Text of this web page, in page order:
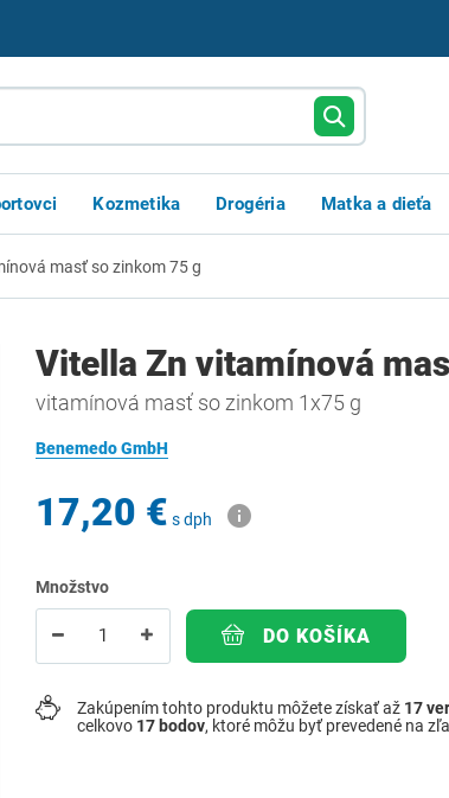
Kozmetika Drogéria Matka a dieťa
masť so zinkom 75 g
Vitella Zn vitamínová
vitamínová masť so zinkom 1x75 g
Benemedo GmbH
17,20 € s dph
Množstvo
DO KOŠÍKA
Zakúpením tohto produktu môžete získať až 17
celkovo 17 bodov, ktoré môžu byť prevedené na